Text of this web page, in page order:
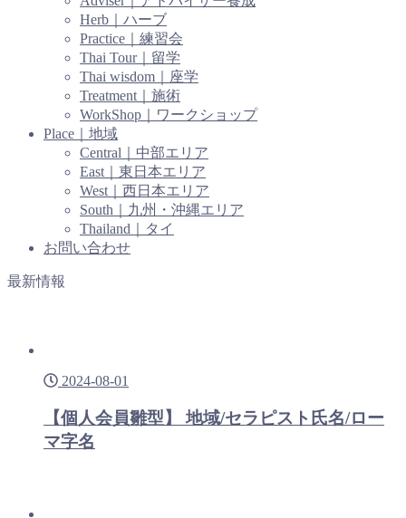
Herb｜ハーブ
Practice｜練習会
Thai Tour｜留学
Thai wisdom｜座学
Treatment｜施術
WorkShop｜ワークショップ
Place｜地域
Central｜中部エリア
East｜東日本エリア
West｜西日本エリア
South｜九州・沖縄エリア
Thailand｜タイ
お問い合わせ
最新情報
2024-08-01
【個人会員雛型】 地域/セラピスト氏名/ロー
マ字名